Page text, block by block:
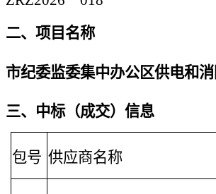
二、项目名称
市纪委监委集中办公区供电和
三、中标（成交）信息
包号 供应商名称